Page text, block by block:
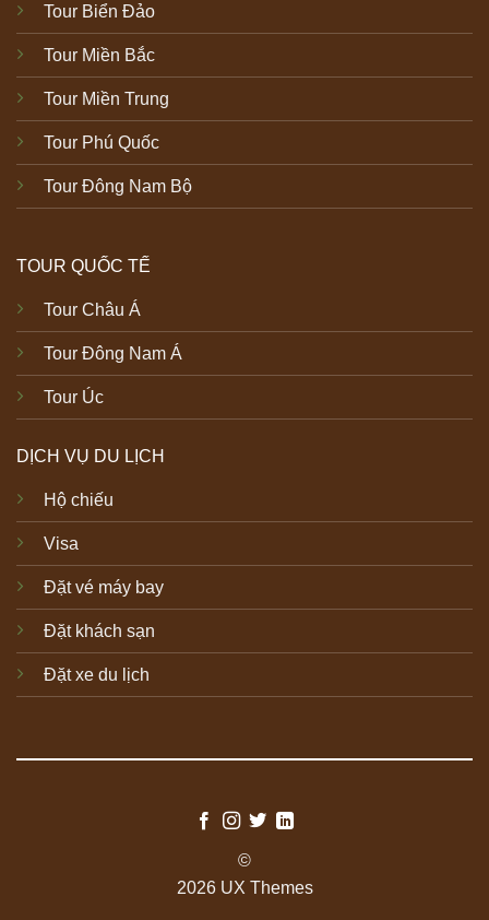
Tour Biển Đảo
Tour Miền Bắc
Tour Miền Trung
Tour Phú Quốc
Tour Đông Nam Bộ
TOUR QUỐC TẾ
Tour Châu Á
Tour Đông Nam Á
Tour Úc
DỊCH VỤ DU LỊCH
Hộ chiếu
Visa
Đặt vé máy bay
Đặt khách sạn
Đặt xe du lịch
©
2026 UX Themes